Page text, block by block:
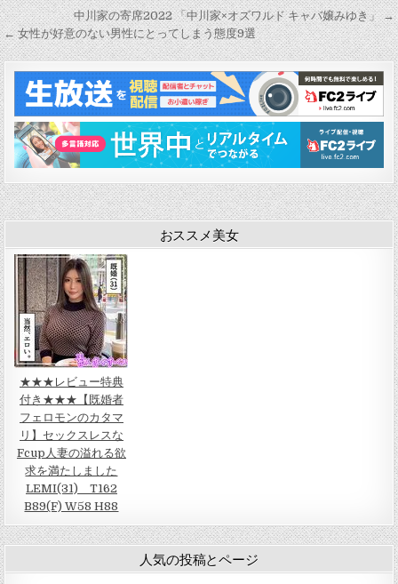
投
稿
ナ
ビ
ゲ
ー
シ
ョ
ン
中川家の寄席2022 「中川家×オズワルド キャバ嬢みゆき」 →
← 女性が好意のない男性にとってしまう態度9選
おススメ美女
★★★レビュー特典
付き★★★【既婚者
フェロモンのカタマ
リ】セックスレスな
Fcup人妻の溢れる欲
求を満たしました
LEMI(31) T162
B89(F) W58 H88
人気の投稿とページ